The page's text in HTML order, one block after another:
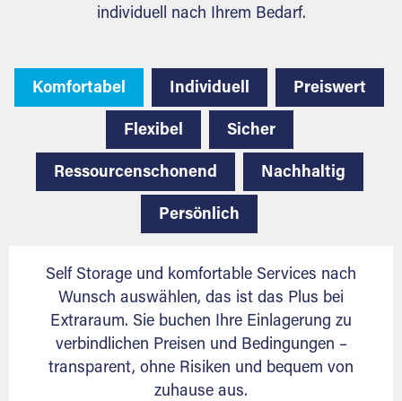
individuell nach Ihrem Bedarf.
Komfortabel Individuell Preiswert
Flexibel Sicher
Ressourcenschonend Nachhaltig
Persönlich
Self Storage und komfortable Services nach
Wunsch auswählen, das ist das Plus bei
Extraraum. Sie buchen Ihre Einlagerung zu
verbindlichen Preisen und Bedingungen –
transparent, ohne Risiken und bequem von
zuhause aus.